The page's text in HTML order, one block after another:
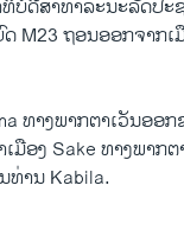
ບໍດີສາທາລະນະລັດປະ
M23 ຖອນອອກຈາກເ
ທາງພາກຕາເວັນອອ
ອງ Sake ທາງພາກ
ທ່ານ Kabila.